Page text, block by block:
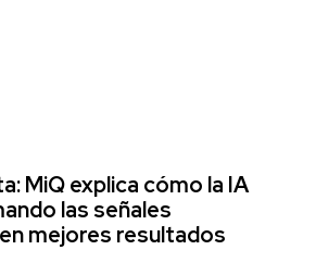
MiQ explica cómo la IA
las señales
mejores resultados